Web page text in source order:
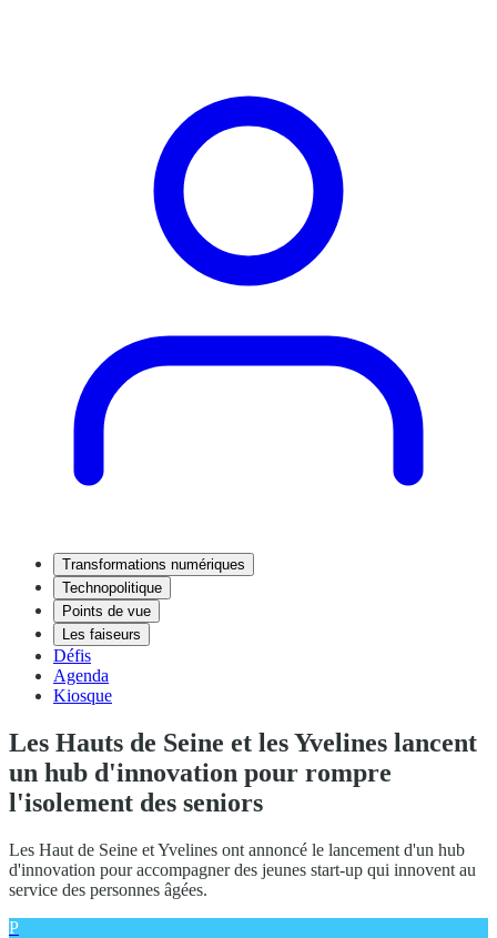
Transformations numériques
Technopolitique
Points de vue
Les faiseurs
Défis
Agenda
Kiosque
Les Hauts de Seine et les Yvelines lancent
un hub d'innovation pour rompre
l'isolement des seniors
Les Haut de Seine et Yvelines ont annoncé le lancement d'un hub
d'innovation pour accompagner des jeunes start-up qui innovent au
service des personnes âgées.
P